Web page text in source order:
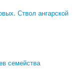
Ствол ангарской
семейства